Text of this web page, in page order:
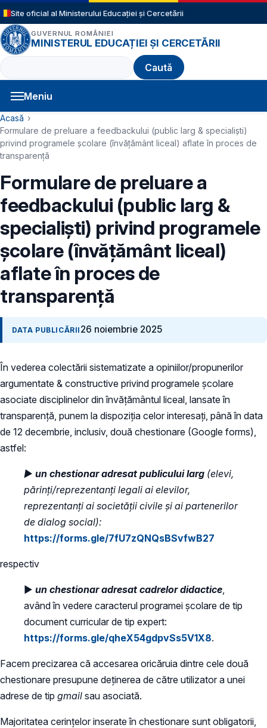
Sari la conținutul principal
Site oficial al Ministerului Educației și Cercetării
GUVERNUL ROMÂNIEI
MINISTERUL EDUCAȚIEI ȘI CERCETĂRII
Caută
Meniu
Navigație principală
Cale de navigare
Acasă
Formulare de preluare a feedbackului (public larg & specialiști)
privind programele școlare (învățământ liceal) aflate în proces de
transparență
Formulare de preluare a
feedbackului (public larg &
specialiști) privind programele
școlare (învățământ liceal)
aflate în proces de
transparență
DATA PUBLICĂRII 26 noiembrie 2025
În vederea colectării sistematizate a opiniilor/propunerilor
argumentate & constructive privind programele școlare
asociate disciplinelor din învățământul liceal, lansate în
transparență, punem la dispoziția celor interesați, până în data
de 12 decembrie, inclusiv, două chestionare (Google forms),
astfel:
► un chestionar adresat publicului larg (elevi,
părinți/reprezentanți legali ai elevilor,
reprezentanți ai societății civile și ai partenerilor
de dialog social):
https://forms.gle/7fU7zQNQsBSvfwB27
respectiv
► un chestionar adresat cadrelor didactice
având în vedere caracterul programei școlare de tip
document curricular de tip expert:
https://forms.gle/qheX54gdpvSs5V1X8.
Facem precizarea că accesarea oricăruia dintre cele două
chestionare presupune deținerea de către utilizator a unei
adrese de tip gmail sau asociată.
Majoritatea cerințelor inserate în chestionare sunt obligatorii,